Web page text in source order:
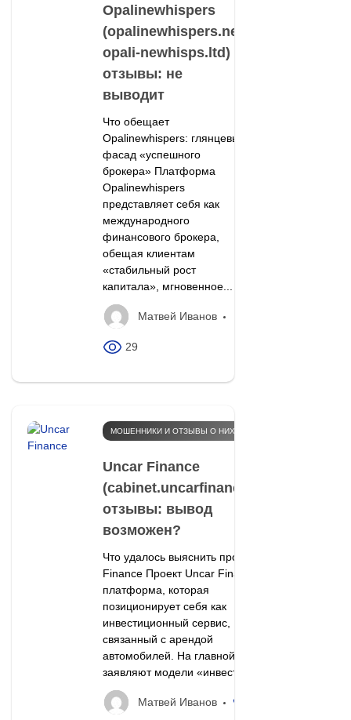
Opalinewhispers
(opalinewhispers.net,
opali-newhisps.ltd)
отзывы: не
выводит
Что обещает
Opalinewhispers: глянцевый
фасад «успешного
брокера» Платформа
Opalinewhispers
представляет себя как
международного
финансового брокера,
обещая клиентам
«стабильный рост
капитала», мгновенное...
Матвей Иванов
29
МОШЕННИКИ И ОТЗЫВЫ О НИХ
Uncar Finance
(cabinet.uncarfinance.com)
отзывы: вывод
возможен?
Что удалось выяснить про Uncar
Finance Проект Uncar Finance —
платформа, которая
позиционирует себя как
инвестиционный сервис,
связанный с арендой
автомобилей. На главной странице
заявляют модели «инвестируйте...
Матвей Иванов